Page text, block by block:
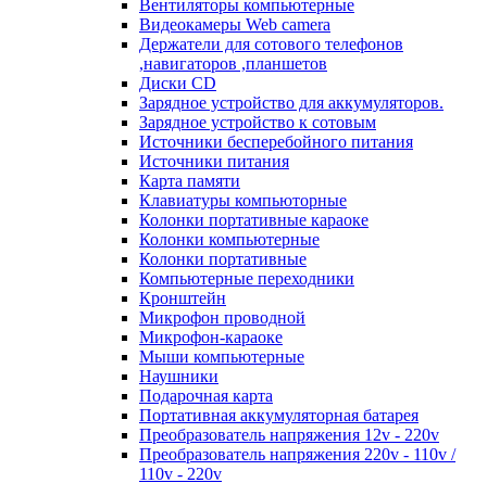
Вентиляторы компьютерные
Видеокамеры Web camera
Держатели для сотового телефонов
,навигаторов ,планшетов
Диски CD
Зарядное устройство для аккумуляторов.
Зарядное устройство к сотовым
Источники бесперебойного питания
Источники питания
Карта памяти
Клавиатуры компьюторные
Колонки портативные караоке
Колонки компьютерные
Колонки портативные
Компьютерные переходники
Кронштейн
Микрофон проводной
Микрофон-караоке
Мыши компьютерные
Наушники
Подарочная карта
Портативная аккумуляторная батарея
Преобразователь напряжения 12v - 220v
Преобразователь напряжения 220v - 110v /
110v - 220v